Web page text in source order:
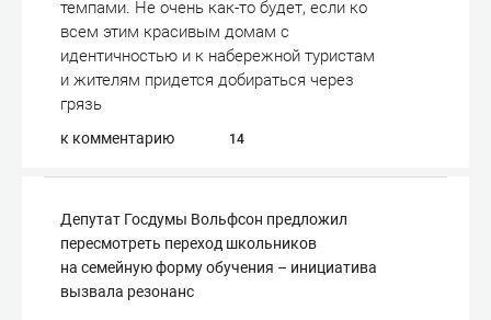
темпами. Не очень как-то будет, если ко
всем этим красивым домам с
идентичностью и к набережной туристам
и жителям придется добираться через
грязь
к комментарию 14
Депутат Госдумы Вольфсон предложил
пересмотреть переход школьников
на семейную форму обучения – инициатива
вызвала резонанс